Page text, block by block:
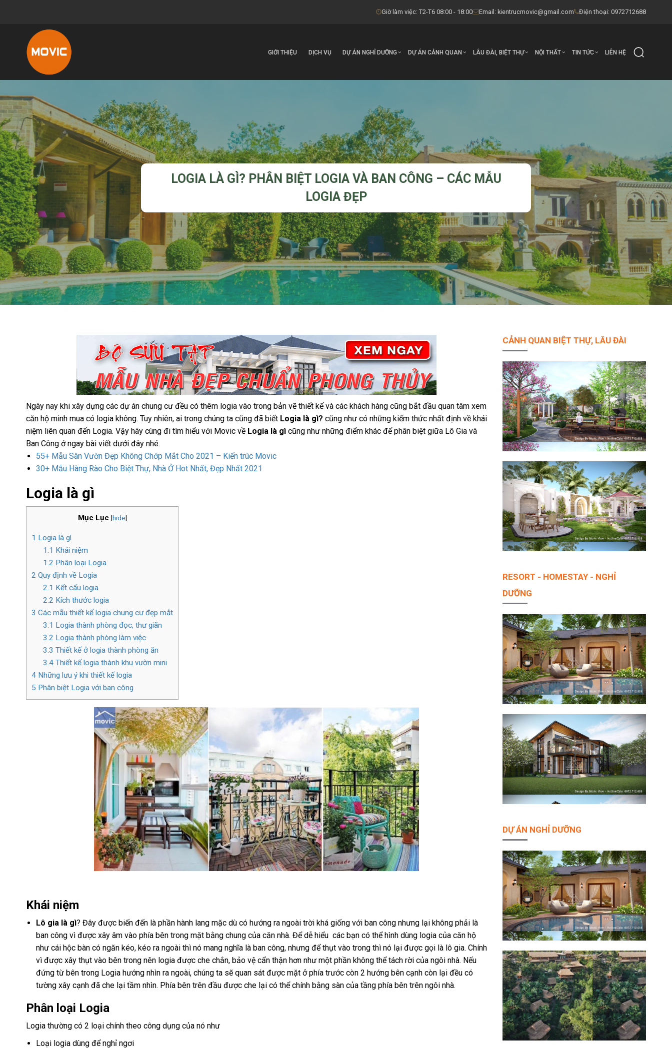
Giờ làm việc: T2-T6 08:00 - 18:00 Email: kientrucmovic@gmail.com Điện thoại: 0972712688
GIỚI THIỆU DỊCH VỤ DỰ ÁN NGHỈ DƯỠNG DỰ ÁN CẢNH QUAN LÂU ĐÀI, BIỆT THỰ NỘI THẤT TIN TỨC LIÊN HỆ
LOGIA LÀ GÌ? PHÂN BIỆT LOGIA VÀ BAN CÔNG – CÁC MẪU
LOGIA ĐẸP
Ngày nay khi xây dựng các dự án chung cư đều có thêm logia vào trong bản vẽ thiết kế và các khách hàng cũng bắt đầu quan tâm xem
căn hộ minh mua có logia không. Tuy nhiên, ai trong chúng ta cũng đã biết Logia là gì? cũng như có những kiếm thức nhất định về khái
niệm liên quan đến Logia. Vậy hãy cùng đi tìm hiểu với Movic về Logia là gì cũng như những điểm khác để phân biệt giữa Lô Gia và
Ban Công ở ngay bài viết dưới đây nhé.
55+ Mẫu Sân Vườn Đẹp Không Chớp Mắt Cho 2021 – Kiến trúc Movic
30+ Mẫu Hàng Rào Cho Biệt Thự, Nhà Ở Hot Nhất, Đẹp Nhất 2021
Logia là gì
Mục Lục [hide]
1 Logia là gì
1.1 Khái niệm
1.2 Phân loại Logia
2 Quy định về Logia
2.1 Kết cấu logia
2.2 Kích thước logia
3 Các mẫu thiết kế logia chung cư đẹp mắt
3.1 Logia thành phòng đọc, thư giãn
3.2 Logia thành phòng làm việc
3.3 Thiết kế ở logia thành phòng ăn
3.4Thiết kế logia thành khu vườn mini
4 Những lưu ý khi thiết kế logia
5 Phân biệt Logia với ban công
Khái niệm
Lô gia là gì? Đây được biến đến là phần hành lang mặc dù có hướng ra ngoài trời khá giống với ban công nhưng lại không phải là
ban công vì được xây âm vào phía bên trong mặt bằng chung của căn nhà. Để dễ hiểu các bạn có thể hình dùng logia của căn hộ
như cái hộc bàn có ngăn kéo, kéo ra ngoài thì nó mang nghĩa là ban công, nhưng để thụt vào trong thì nó lại được gọi là lô gia. Chính
vì được xây thụt vào bên trong nên logia được che chắn, bảo vệ cẩn thận hơn như một phần không thể tách rời của ngôi nhà. Nếu
đứng từ bên trong Logia hướng nhìn ra ngoài, chúng ta sẽ quan sát được mặt ở phía trước còn 2 hướng bên cạnh còn lại đều có
tường xây cạnh đã che lại tầm nhìn. Phía bên trên đầu được che lại có thể chính bằng sàn của tầng phía bên trên ngôi nhà.
Phân loại Logia
Logia thường có 2 loại chính theo công dụng của nó như
Loại logia dùng để nghỉ ngơi
CẢNH QUAN BIỆT THỰ, LÂU ĐÀI
RESORT - HOMESTAY - NGHỈ
DƯỠNG
DỰ ÁN NGHỈ DƯỠNG